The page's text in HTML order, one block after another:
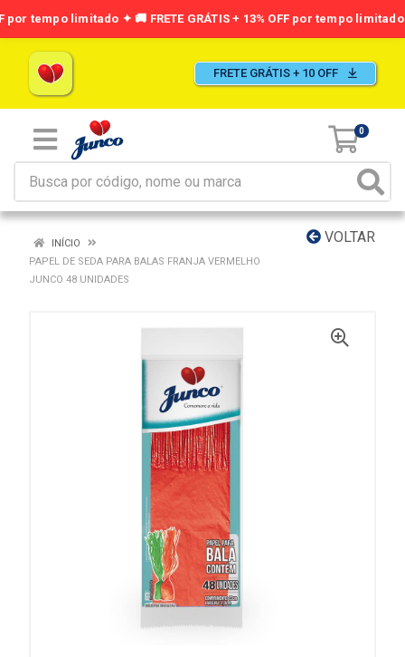
FRETE GRÁTIS + 10 OFF
0
VOLTAR
INÍCIO
PAPEL DE SEDA PARA BALAS FRANJA VERMELHO
JUNCO 48 UNIDADES